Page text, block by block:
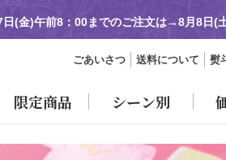
日(金)午前8：00までのご注文は→8月8日(
ごあいさつ 送料について 熨
限定商品 シーン別